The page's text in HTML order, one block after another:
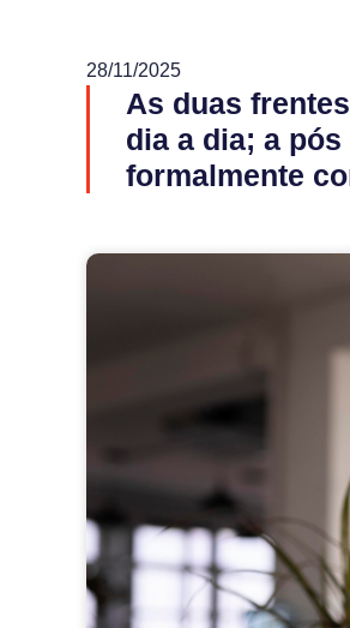
28/11/2025
As duas
dia a dia; a
formalmente